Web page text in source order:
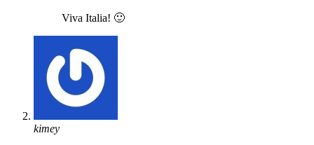
Viva Italia! 🙂
kimey